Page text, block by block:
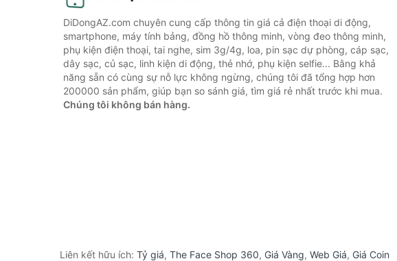
DiDongAZ.com chuyên cung cấp thông tin giá cả điện thoại di động,
smartphone, máy tính bảng, đồng hồ thông minh, vòng đeo thông minh,
phụ kiện điện thoại, tai nghe, sim 3g/4g, loa, pin sạc dự phòng, cáp sạc,
dây sạc, củ sạc, linh kiện di động, thẻ nhớ, phụ kiện selfie... Bằng khả
năng sẵn có cùng sự nỗ lực không ngừng, chúng tôi đã tổng hợp hơn
200000 sản phẩm, giúp bạn so sánh giá, tìm giá rẻ nhất trước khi mua.
Chúng tôi không bán hàng.
Liên kết hữu ích: Tỷ giá, The Face Shop 360, Giá Vàng, Web Giá, Giá Coin